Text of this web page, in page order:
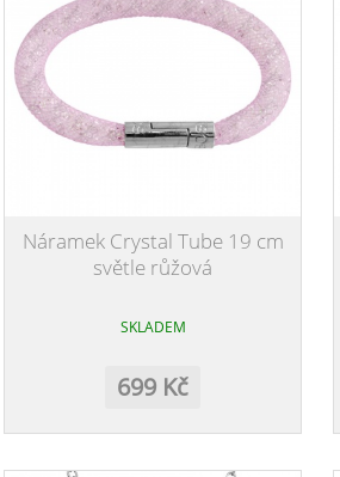
Náramek Crystal Tube 19 cm
světle růžová
SKLADEM
699 Kč